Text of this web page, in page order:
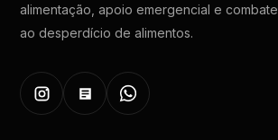
alimentação, apoio emergencial e combate
ao desperdício de alimentos.